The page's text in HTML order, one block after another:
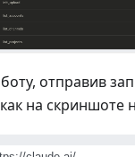
отправив
на скриншоте